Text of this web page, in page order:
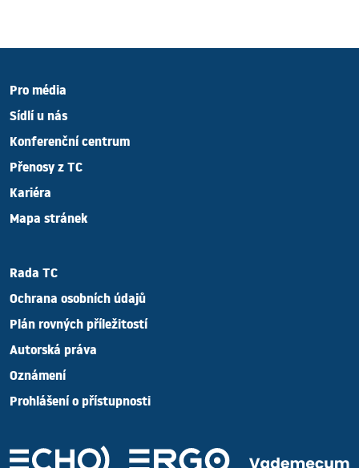
Pro média
Sídlí u nás
Konferenční centrum
Přenosy z TC
Kariéra
Mapa stránek
Rada TC
Ochrana osobních údajů
Plán rovných příležitostí
Autorská práva
Oznámení
Prohlášení o přístupnosti